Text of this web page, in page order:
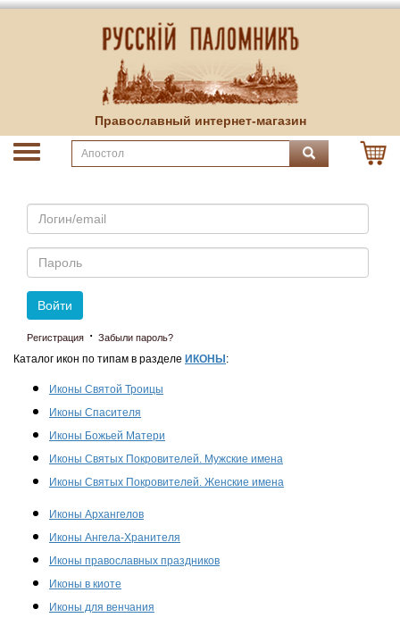
Православный интернет-магазин
Email
Пароль
Войти
Регистрация · Забыли пароль?
Каталог икон по типам в разделе ИКОНЫ :
Иконы Святой Троицы
Иконы Спасителя
Иконы Божьей Матери
Иконы Святых Покровителей. Мужские имена
Иконы Святых Покровителей. Женские имена
Иконы Архангелов
Иконы Ангела-Хранителя
Иконы православных праздников
Иконы в киоте
Иконы для венчания